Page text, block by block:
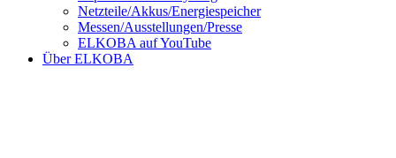
Netzteile/Akkus/Energiespeicher
Messen/Ausstellungen/Presse
ELKOBA auf YouTube
Über ELKOBA